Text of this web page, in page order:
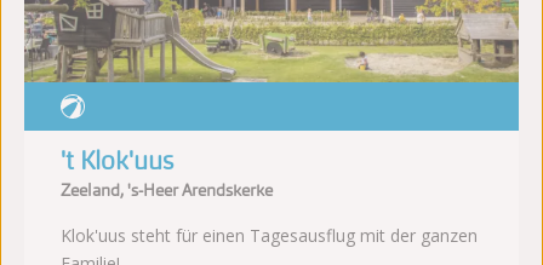
't Klok'uus
Zeeland, 's-Heer Arendskerke
Klok'uus steht für einen Tagesausflug mit der ganzen